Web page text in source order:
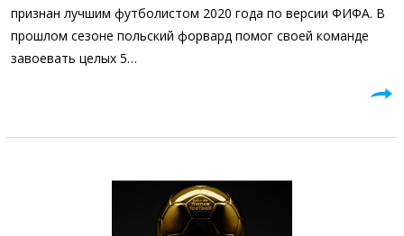
признан лучшим футболистом 2020 года по версии ФИФА. В
прошлом сезоне польский форвард помог своей команде
завоевать целых 5…